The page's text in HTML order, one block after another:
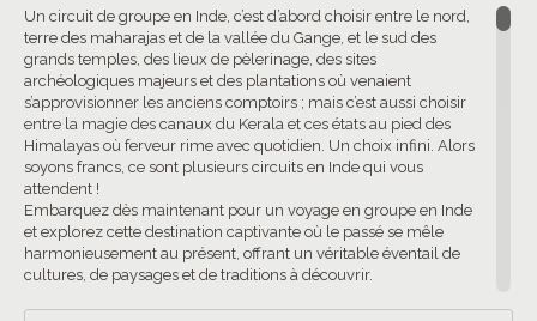
Un circuit de groupe en Inde, c’est d’abord choisir entre le nord,
terre des maharajas et de la vallée du Gange, et le sud des
grands temples, des lieux de pèlerinage, des sites
archéologiques majeurs et des plantations où venaient
s’approvisionner les anciens comptoirs ; mais c’est aussi choisir
entre la magie des canaux du Kerala et ces états au pied des
Himalayas où ferveur rime avec quotidien. Un choix infini. Alors
soyons francs, ce sont plusieurs circuits en Inde qui vous
attendent !
Embarquez dès maintenant pour un voyage en groupe en Inde
et explorez cette destination captivante où le passé se mêle
harmonieusement au présent, offrant un véritable éventail de
cultures, de paysages et de traditions à découvrir.